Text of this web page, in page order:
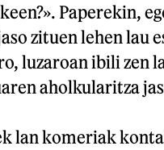
Paperekin,
zituen lehen lau
luzaroan ibili zen
aholkularitza
lan komeriak